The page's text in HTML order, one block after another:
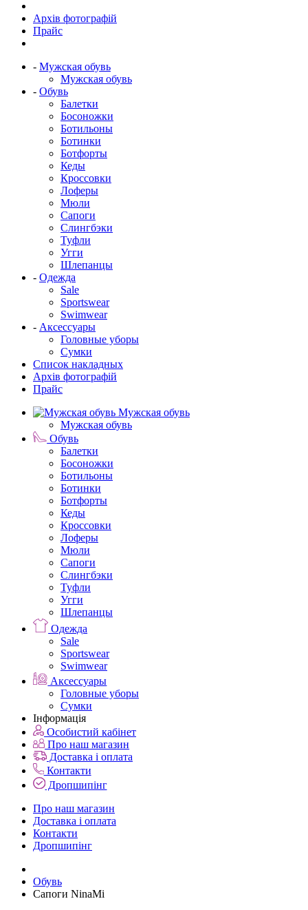
Архів фотографій
Прайс
- Мужская обувь
Мужская обувь
- Обувь
Балетки
Босоножки
Ботильоны
Ботинки
Ботфорты
Кеды
Кроссовки
Лоферы
Мюли
Сапоги
Слингбэки
Туфли
Угги
Шлепанцы
- Одежда
Sale
Sportswear
Swimwear
- Аксессуары
Головные уборы
Сумки
Список накладных
Архів фотографій
Прайс
Мужская обувь
Мужская обувь
Обувь
Балетки
Босоножки
Ботильоны
Ботинки
Ботфорты
Кеды
Кроссовки
Лоферы
Мюли
Сапоги
Слингбэки
Туфли
Угги
Шлепанцы
Одежда
Sale
Sportswear
Swimwear
Аксессуары
Головные уборы
Сумки
Інформація
Особистий кабінет
Про наш магазин
Доставка і оплата
Контакти
Дропшипінг
Про наш магазин
Доставка і оплата
Контакти
Дропшипінг
Обувь
Сапоги NinaMi